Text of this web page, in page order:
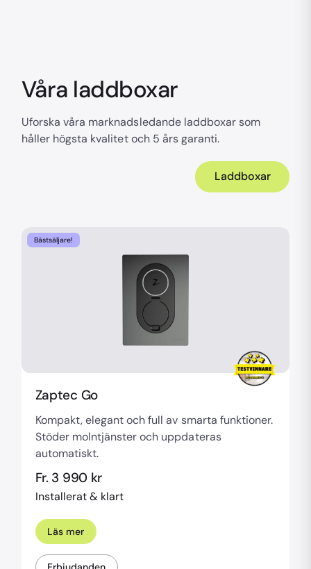
Våra laddboxar
Uforska våra marknadsledande laddboxar som
håller högsta kvalitet och 5 års garanti.
Laddboxar
Bästsäljare!
Zaptec Go
Kompakt, elegant och full av smarta funktioner.
Stöder molntjänster och uppdateras
automatiskt.
Fr. 3 990 kr
Installerat & klart
Läs mer